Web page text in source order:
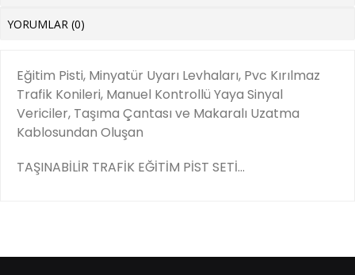
YORUMLAR (0)
Eğitim Pisti, Minyatür Uyarı Levhaları, Pvc Kırılmaz
Trafik Konileri, Manuel Kontrollü Yaya Sinyal
Vericiler, Taşıma Çantası ve Makaralı Uzatma
Kablosundan Oluşan
TAŞINABİLİR TRAFİK EĞİTİM PİST SETİ...